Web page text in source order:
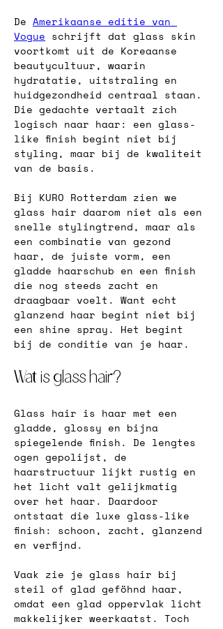
De Amerikaanse editie van
Vogue schrijft dat glass skin
voortkomt uit de Koreaanse
beautycultuur, waarin
hydratatie, uitstraling en
huidgezondheid centraal staan.
Die gedachte vertaalt zich
logisch naar haar: een glass-
like finish begint niet bij
styling, maar bij de kwaliteit
van de basis.
Bij KURO Rotterdam zien we
glass hair daarom niet als een
snelle stylingtrend, maar als
een combinatie van gezond
haar, de juiste vorm, een
gladde haarschub en een finish
die nog steeds zacht en
draagbaar voelt. Want echt
glanzend haar begint niet bij
een shine spray. Het begint
bij de conditie van je haar.
Wat is glass hair?
Glass hair is haar met een
gladde, glossy en bijna
spiegelende finish. De lengtes
ogen gepolijst, de
haarstructuur lijkt rustig en
het licht valt gelijkmatig
over het haar. Daardoor
ontstaat die luxe glass-like
finish: schoon, zacht, glanzend
en verfijnd.
Vaak zie je glass hair bij
steil of glad geföhnd haar,
omdat een glad oppervlak licht
makkelijker weerkaatst. Toch